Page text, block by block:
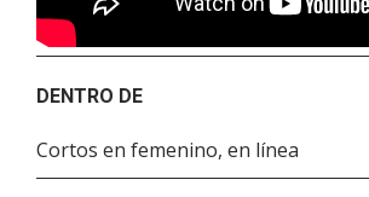
DENTRO DE
Cortos en femenino, en línea